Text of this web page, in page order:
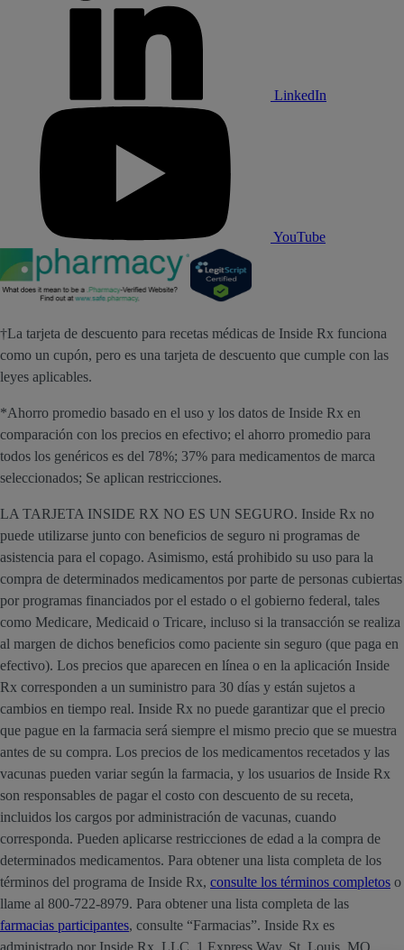
LinkedIn
YouTube
†La tarjeta de descuento para recetas médicas de Inside Rx funciona
como un cupón, pero es una tarjeta de descuento que cumple con las
leyes aplicables.
*Ahorro promedio basado en el uso y los datos de Inside Rx en
comparación con los precios en efectivo; el ahorro promedio para
todos los genéricos es del 78%; 37% para medicamentos de marca
seleccionados; Se aplican restricciones.
LA TARJETA INSIDE RX NO ES UN SEGURO. Inside Rx no
puede utilizarse junto con beneficios de seguro ni programas de
asistencia para el copago. Asimismo, está prohibido su uso para la
compra de determinados medicamentos por parte de personas cubiertas
por programas financiados por el estado o el gobierno federal, tales
como Medicare, Medicaid o Tricare, incluso si la transacción se realiza
al margen de dichos beneficios como paciente sin seguro (que paga en
efectivo). Los precios que aparecen en línea o en la aplicación Inside
Rx corresponden a un suministro para 30 días y están sujetos a
cambios en tiempo real. Inside Rx no puede garantizar que el precio
que pague en la farmacia será siempre el mismo precio que se muestra
antes de su compra. Los precios de los medicamentos recetados y las
vacunas pueden variar según la farmacia, y los usuarios de Inside Rx
son responsables de pagar el costo con descuento de su receta,
incluidos los cargos por administración de vacunas, cuando
corresponda. Pueden aplicarse restricciones de edad a la compra de
determinados medicamentos. Para obtener una lista completa de los
términos del programa de Inside Rx, consulte los términos completos o
llame al 800-722-8979. Para obtener una lista completa de las
farmacias participantes, consulte “Farmacias”. Inside Rx es